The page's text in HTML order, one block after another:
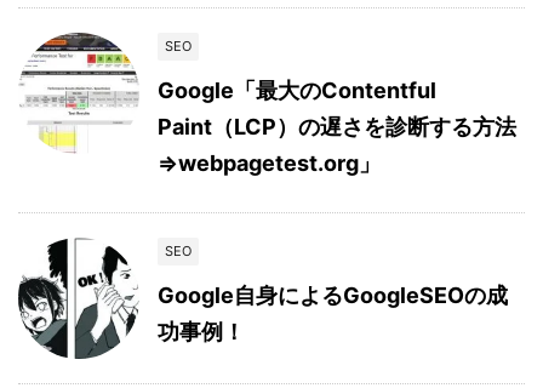
SEO
Google「最大のContentful
Paint（LCP）の遅さを診断する方法
⇒webpagetest.org」
SEO
Google自身によるGoogleSEOの成
功事例！